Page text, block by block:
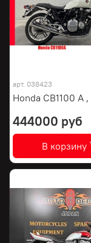
арт. 038423
Honda CB1100 A ,
444000 руб
В корзину